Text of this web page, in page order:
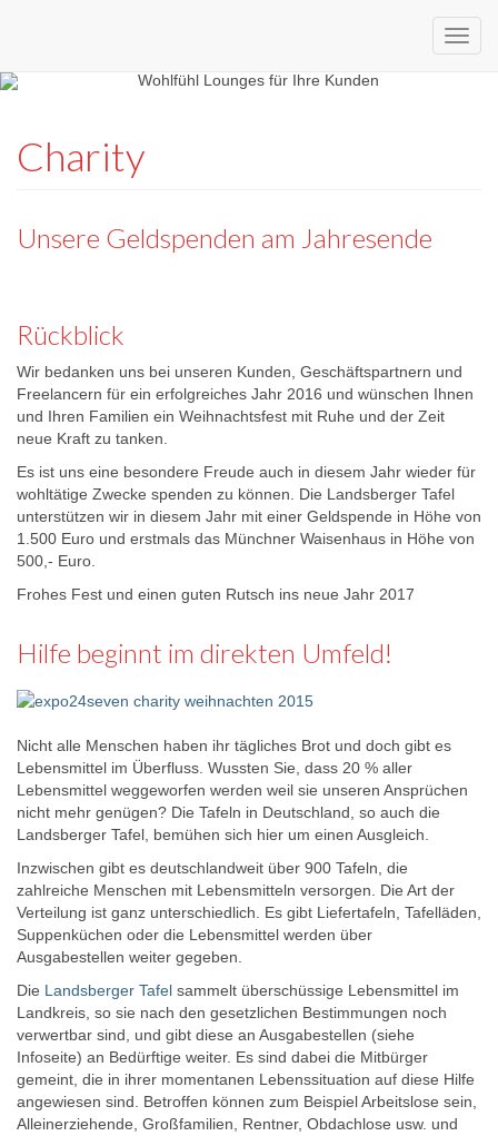
expo24seven
eventware
Charity
Unsere Geldspenden am Jahresende
Rückblick
Wir bedanken uns bei unseren Kunden, Geschäftspartnern und
Freelancern für ein erfolgreiches Jahr 2016 und wünschen Ihnen
und Ihren Familien ein Weihnachtsfest mit Ruhe und der Zeit
neue Kraft zu tanken.
Es ist uns eine besondere Freude auch in diesem Jahr wieder für
wohltätige Zwecke spenden zu können. Die Landsberger Tafel
unterstützen wir in diesem Jahr mit einer Geldspende in Höhe von
1.500 Euro und erstmals das Münchner Waisenhaus in Höhe von
500,- Euro.
Frohes Fest und einen guten Rutsch ins neue Jahr 2017
Hilfe beginnt im direkten Umfeld!
Nicht alle Menschen haben ihr tägliches Brot und doch gibt es
Lebensmittel im Überfluss. Wussten Sie, dass 20 % aller
Lebensmittel weggeworfen werden weil sie unseren Ansprüchen
nicht mehr genügen? Die Tafeln in Deutschland, so auch die
Landsberger Tafel, bemühen sich hier um einen Ausgleich.
Inzwischen gibt es deutschlandweit über 900 Tafeln, die
zahlreiche Menschen mit Lebensmitteln versorgen. Die Art der
Verteilung ist ganz unterschiedlich. Es gibt Liefertafeln, Tafelläden,
Suppenküchen oder die Lebensmittel werden über
Ausgabestellen weiter gegeben.
Die Landsberger Tafel sammelt überschüssige Lebensmittel im
Landkreis, so sie nach den gesetzlichen Bestimmungen noch
verwertbar sind, und gibt diese an Ausgabestellen (siehe
Infoseite) an Bedürftige weiter. Es sind dabei die Mitbürger
gemeint, die in ihrer momentanen Lebenssituation auf diese Hilfe
angewiesen sind. Betroffen können zum Beispiel Arbeitslose sein,
Alleinerziehende, Großfamilien, Rentner, Obdachlose usw. und